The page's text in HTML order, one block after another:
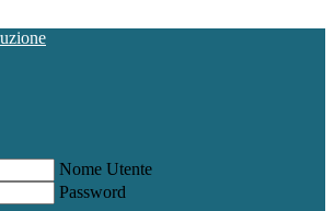
Nome Utente
Password